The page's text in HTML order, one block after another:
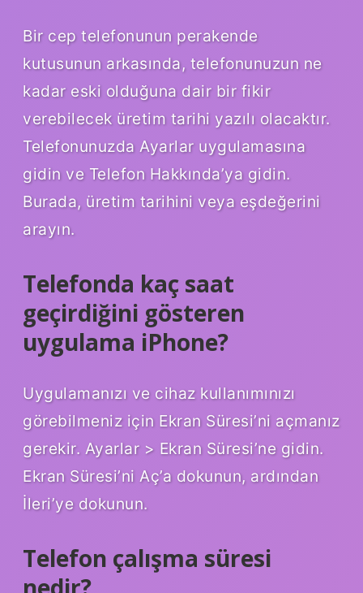
Bir cep telefonunun perakende
kutusunun arkasında, telefonunuzun ne
kadar eski olduğuna dair bir fikir
verebilecek üretim tarihi yazılı olacaktır.
Telefonunuzda Ayarlar uygulamasına
gidin ve Telefon Hakkında’ya gidin.
Burada, üretim tarihini veya eşdeğerini
arayın.
Telefonda kaç saat
geçirdiğini gösteren
uygulama iPhone?
Uygulamanızı ve cihaz kullanımınızı
görebilmeniz için Ekran Süresi’ni açmanız
gerekir. Ayarlar > Ekran Süresi’ne gidin.
Ekran Süresi’ni Aç’a dokunun, ardından
İleri’ye dokunun.
Telefon çalışma süresi